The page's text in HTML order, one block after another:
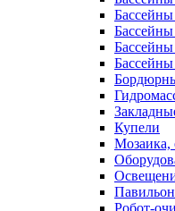
Купели
Мозаика,
Робот-